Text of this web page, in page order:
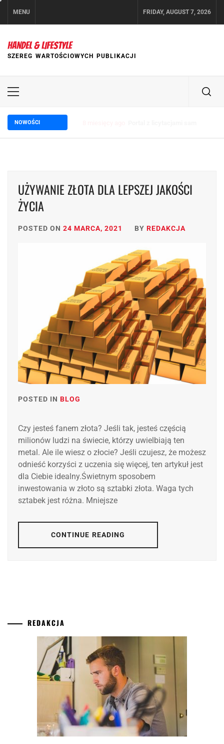
MENU FRIDAY, AUGUST 7, 2026
HANDEL & LIFESTYLE
SZEREG WARTOŚCIOWYCH PUBLIKACJI
Primary
NOWOŚCI
UŻYWANIE ZŁOTA DLA LEPSZEJ JAKOŚCI
ŻYCIA
POSTED ON 24 MARCA, 2021 BY REDAKCJA
POSTED IN BLOG
Czy jesteś fanem złota? Jeśli tak, jesteś częścią
milionów ludzi na świecie, którzy uwielbiają ten
metal. Ale ile wiesz o złocie? Jeśli czujesz, że możesz
odnieść korzyści z uczenia się więcej, ten artykuł jest
dla Ciebie idealny.Świetnym sposobem
inwestowania w złoto są sztabki złota. Waga tych
sztabek jest różna. Mniejsze
CONTINUE READING
REDAKCJA